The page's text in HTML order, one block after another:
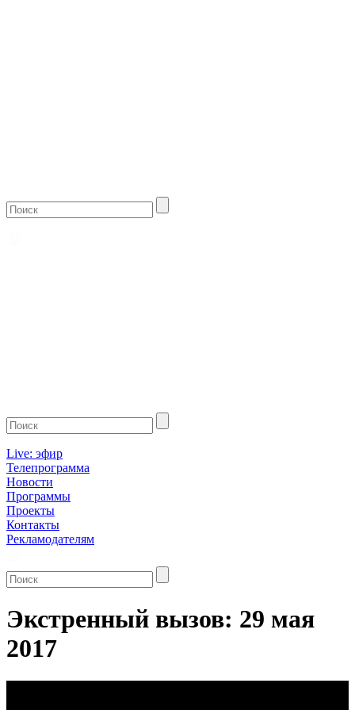
Live: эфир
Телепрограмма
Новости
Программы
Проекты
Контакты
Рекламодателям
Экстренный вызов: 29 мая
2017